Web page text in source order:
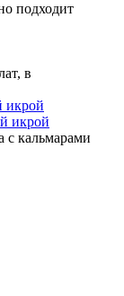
подходит
в
икрой
с кальмарами